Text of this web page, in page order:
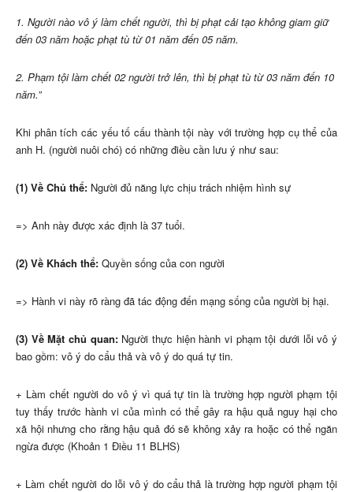
1. Người nào vô ý làm chết người, thì bị phạt cải tạo không giam giữ
đến 03 năm hoặc phạt tù từ 01 năm đến 05 năm.
2. Phạm tội làm chết 02 người trở lên, thì bị phạt tù từ 03 năm đến 10
năm.”
Khi phân tích các yếu tố cấu thành tội này với trường hợp cụ thể của
anh H. (người nuôi chó) có những điều cần lưu ý như sau:
(1) Về Chủ thể: Người đủ năng lực chịu trách nhiệm hình sự
=> Anh này được xác định là 37 tuổi.
(2) Về Khách thể: Quyền sống của con người
=> Hành vi này rõ ràng đã tác động đến mạng sống của người bị hại.
(3) Về Mặt chủ quan: Người thực hiện hành vi phạm tội dưới lỗi vô ý
bao gồm: vô ý do cẩu thả và vô ý do quá tự tin.
+ Làm chết người do vô ý vì quá tự tin là trường hợp người phạm tội
tuy thấy trước hành vi của mình có thể gây ra hậu quả nguy hại cho
xã hội nhưng cho rằng hậu quả đó sẽ không xảy ra hoặc có thể ngăn
ngừa được (Khoản 1 Điều 11 BLHS)
+ Làm chết người do lỗi vô ý do cẩu thả là trường hợp người phạm tội